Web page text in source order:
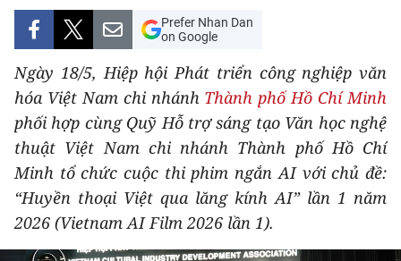
KINH TẾ
VĂN HÓA
XÃ HỘI
PHÁP LUẬT
DU LỊCH
Prefer Nhan Dan
on Google
Ngày 18/5, Hiệp hội Phát triển công nghiệp văn
hóa Việt Nam chi nhánh Thành phố Hồ Chí Minh
phối hợp cùng Quỹ Hỗ trợ sáng tạo Văn học nghệ
thuật Việt Nam chi nhánh Thành phố Hồ Chí
Minh tổ chức cuộc thi phim ngắn AI với chủ đề:
“Huyền thoại Việt qua lăng kính AI” lần 1 năm
2026 (Vietnam AI Film 2026 lần 1).